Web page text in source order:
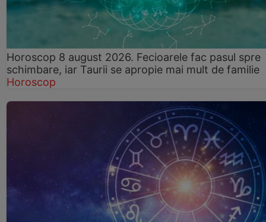
Horoscop 8 august 2026. Fecioarele fac pasul spre
schimbare, iar Taurii se apropie mai mult de familie
Horoscop